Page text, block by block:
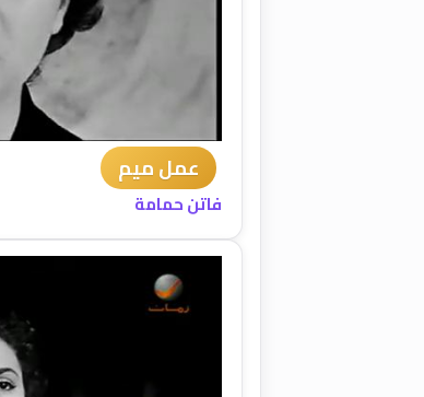
عمل ميم
فاتن حمامة